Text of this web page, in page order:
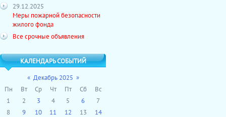
29.12.2025
Меры пожарной безопасности
жилого фонда
Все срочные объявления
КАЛЕНДАРЬ СОБЫТИЙ
« Декабрь 2025 »
Пн
Вт Ср Чт Пт Сб
Вс
1
2 3 4 5 6
7
8
9 10 11 12 13
14